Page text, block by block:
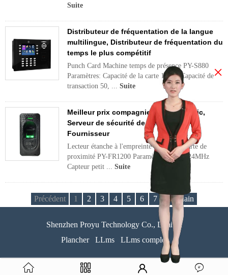
Suite
Distributeur de fréquentation de la langue
multilingue, Distributeur de fréquentation du
temps le plus compétitif
Punch Card Machine temps de présence PY-S880
Paramètres: Capacité de la carte 10000 Capacité de
transaction 50, ... Suite
Meilleur prix compagnie de carte Temic,
Serveur de sécurité de haute sécurité
Fournisseur
Lecteur étanche à l'empreinte digitale et carte de
proximité PY-FR1200 Paramètres: CPU 324MHz
Capteur petit ... Suite
Précédent 1 2 3 4 5 6 7 Prochain
Shenzhen Proyu Technology Co., Limited
Plancher
LLms LLms complet
×